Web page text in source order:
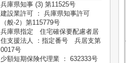
兵庫県知事 (3) 第11525号
建設業許可 ： 兵庫県知事許可
（般-2）第115779号
兵庫県指定 住宅確保要配慮者居
住支援法人 ：指定番号 兵居支第
0017号
少額短期保険代理業 ： 632333号